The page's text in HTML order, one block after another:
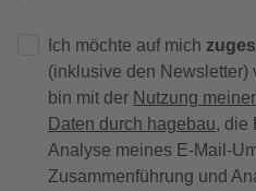
Ich möchte auf mich
(inklusive den Newsletter)
bin mit der Nutzung
Daten durch hagebau, die
Analyse meines E-Mail-
Zusammenführung und